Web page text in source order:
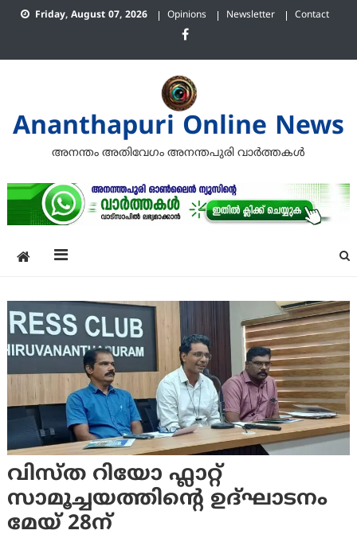
Skip
Friday, August 07, 2026 Opinions Newsletter Contact
Ananthapuri Online News
അനന്തം അതിവേഗം അനന്തപുരി വാര്‍ത്തകള്‍
വിസ്ത റിയോ ഫ്ലാറ്റ്
സാമൂച്ചയത്തിന്റെ ഉദ്ഘാടനം
മേയ് 28ന്